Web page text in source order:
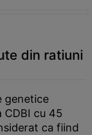
din ratiuni
genetice
CDBI cu 45
ca fiind